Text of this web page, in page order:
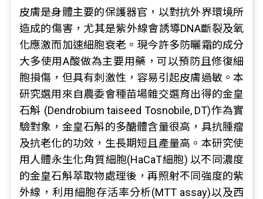
皮膚是身體主要的保護器官，以對抗外界環境所
造成的傷害，尤其是紫外線會誘導DNA斷裂及氧
化應激而加速細胞衰老。現今許多防曬霜的成分
大多使用A酸做為主要用藥，可以預防且修復細
胞損傷，但具有刺激性，容易引起皮膚過敏。本
研究選用來自農委會種苗場雜交選育出得的金皇
石斛 (Dendrobium taiseed Tosnobile, DT)作為實
驗對象，金皇石斛的多醣體含量很高，具抗腫瘤
及抗老化的功效，生長期短且產量高。本研究使
用人體永生化角質細胞(HaCaT細胞) 以不同濃度
的金皇石斛萃取物處理後，再照射不同強度的紫
外線，利用細胞存活率分析(MTT assay)以及西